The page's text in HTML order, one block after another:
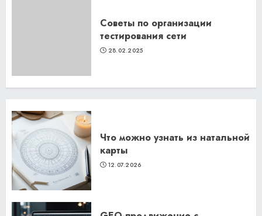
Советы по организации
тестирования сети
28.02.2025
Что можно узнать из натальной
карты
12.07.2026